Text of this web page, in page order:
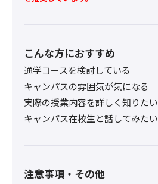
こんな方におすすめ
通学コースを検討している
キャンパスの雰囲気が気になる
実際の授業内容を詳しく知りたい
キャンパス在校生と話してみたい
注意事項・その他